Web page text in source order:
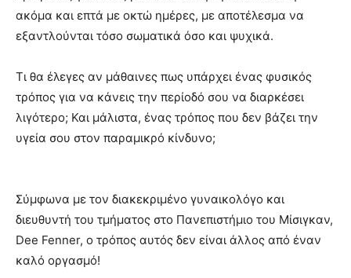
ακόμα και επτά με οκτώ ημέρες, με αποτέλεσμα να
εξαντλούνται τόσο σωματικά όσο και ψυχικά.
Τι θα έλεγες αν μάθαινες πως υπάρχει ένας φυσικός
τρόπος για να κάνεις την περίοδό σου να διαρκέσει
λιγότερο; Και μάλιστα, ένας τρόπος που δεν βάζει την
υγεία σου στον παραμικρό κίνδυνο;
Σύμφωνα με τον διακεκριμένο γυναικολόγο και
διευθυντή του τμήματος στο Πανεπιστήμιο του Μίσιγκαν,
Dee Fenner, ο τρόπος αυτός δεν είναι άλλος από έναν
καλό οργασμό!